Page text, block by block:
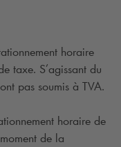
horaire
taxe. S’agissant du
pas soumis à TVA.
horaire de
de la